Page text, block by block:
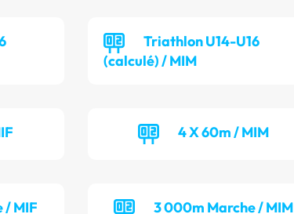
Triathlon U14-U16
(calculé) / MIM
4 X 60m / MIM
/ MIF 3 000m Marche / MIM